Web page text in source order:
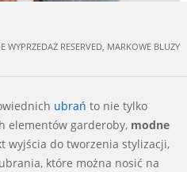
WYPRZEDAŻ RESERVED, MARKOWE BLUZY
ubrań to nie tylko
elementów garderoby, modne
wyjścia do tworzenia stylizacji,
które można nosić na